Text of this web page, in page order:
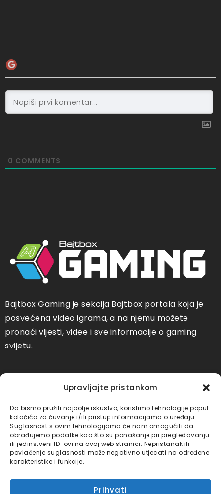
Upravljajte pristankom
Da bismo pružili najbolje iskustvo, koristimo tehnologije poput
kolačića za čuvanje i/ili pristup informacijama o uređaju.
Suglasnost s ovim tehnologijama će nam omogućiti da
obrađujemo podatke kao što su ponašanje pri pregledavanju
ili jedinstveni ID-ovi na ovoj web stranici. Nepristanak ili
povlačenje suglasnosti može negativno utjecati na određene
karakteristike i funkcije.
Prihvati
0 COMMENTS
Bajtbox Gaming je sekcija Bajtbox portala koja je
posvećena video igrama, a na njemu možete
pronaći vijesti, videe i sve informacije o gaming
svijetu.
Društvene mreže
Bajtbox Youtube Bajtbox TikTok
Bajtbox
Instagram
Bajtbox
Facebook